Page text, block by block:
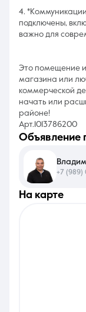
4.
подключены,
важно для
Это помещение
магазина или
коммерческой
начать или
районе!
Арт.1013786200
на карте
объявление
+7 (989)